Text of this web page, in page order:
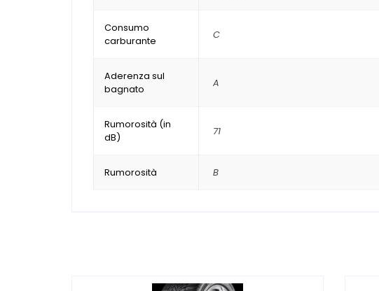
Consumo
carburante
C
Aderenza sul
bagnato
A
Rumorosità (in
dB)
71
Rumorosità B